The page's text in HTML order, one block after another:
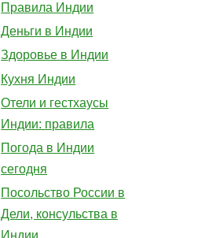
Правила Индии
Деньги в Индии
Здоровье в Индии
Кухня Индии
Отели и гестхаусы
Индии: правила
Погода в Индии
сегодня
Посольство России в
Дели, консульства в